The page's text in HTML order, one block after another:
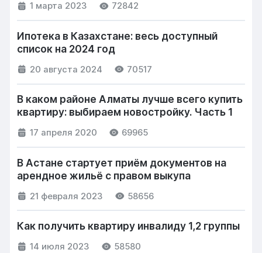
1 марта 2023 72842
Ипотека в Казахстане: весь доступный
список на 2024 год
20 августа 2024 70517
В каком районе Алматы лучше всего купить
квартиру: выбираем новостройку. Часть 1
17 апреля 2020 69965
В Астане стартует приём документов на
арендное жильё с правом выкупа
21 февраля 2023 58656
Как получить квартиру инвалиду 1,2 группы
14 июля 2023 58580